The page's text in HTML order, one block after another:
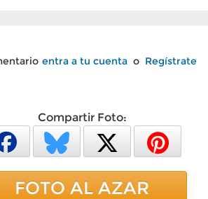
entra a tu cuenta o Regístrate
Compartir Foto:
FOTO AL AZAR